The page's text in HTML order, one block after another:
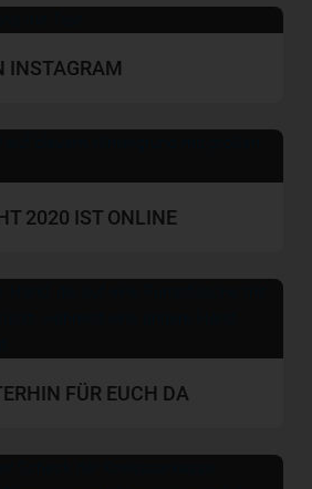
INSTAGRAM
2020 IST ONLINE
FÜR EUCH DA